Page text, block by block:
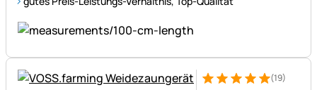
Bewertung: 5 von 5 (19
19 Bewertungen (19)